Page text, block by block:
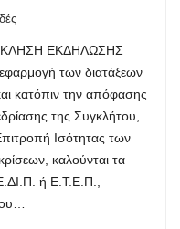
ΕΚΔΗΛΩΣΗΣ
των διατάξεων
κατόπιν την απόφασης
της Συγκλήτου,
Ισότητας των
καλούνται τα
ή Ε.Τ.Ε.Π.,